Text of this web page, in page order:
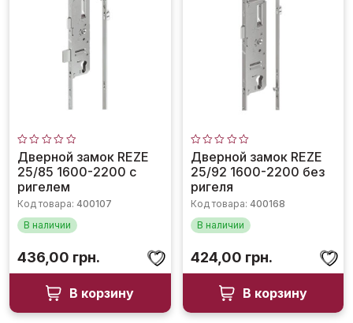
Оценка
0
из
Дверной замок REZE
25/85 1600-2200 с
ригелем
Код товара: 400107
В наличии
436,00 грн.
В корзину
Оценка
0
из
Дверной замок REZE
25/92 1600-2200 без
ригеля
Код товара: 400168
В наличии
424,00 грн.
В корзину